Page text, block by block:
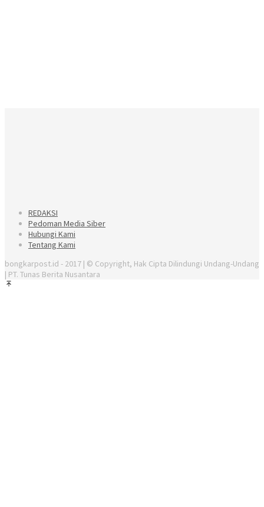
REDAKSI
Pedoman Media Siber
Hubungi Kami
Tentang Kami
bongkarpost.id - 2017 | © Copyright, Hak Cipta Dilindungi Undang-Undang
| PT. Tunas Berita Nusantara